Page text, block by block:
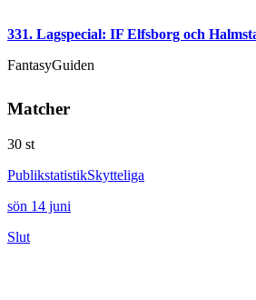
331. Lagspecial: IF Elfsborg och
FantasyGuiden
Matcher
30 st
PublikstatistikSkytteliga
sön 14 juni
Slut